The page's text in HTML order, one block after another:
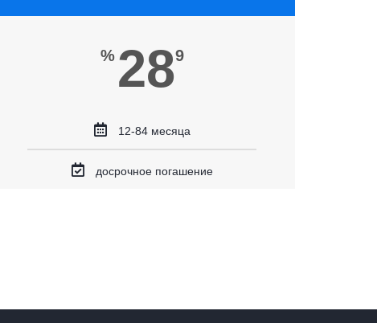
% 289
12-84 месяца
досрочное погашение